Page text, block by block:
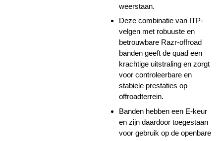
weerstaan.
Deze combinatie van ITP-
velgen met robuuste en
betrouwbare Razr-offroad
banden geeft de quad een
krachtige uitstraling en zorgt
voor controleerbare en
stabiele prestaties op
offroadterrein.
Banden hebben een E-keur
en zijn daardoor toegestaan
voor gebruik op de openbare